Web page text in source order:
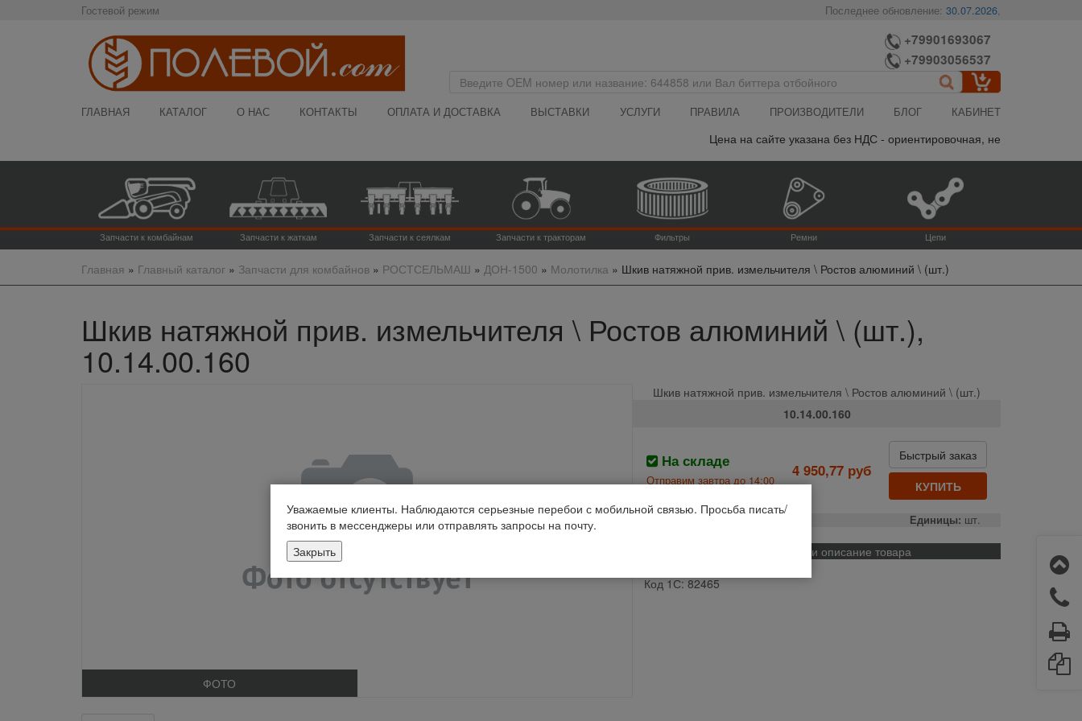
Гостевой режим Последнее обновление:30.07.2026,
+79901693067
+79903056537
ГЛАВНАЯ КАТАЛОГ О НАС КОНТАКТЫ ОПЛАТА И ДОСТАВКА ВЫСТАВКИ УСЛУГИ ПРАВИЛА ПРОИЗВОДИТЕЛИ БЛОГ КАБИНЕТ
Цена на сайте указана без НДС - ориентировочная, не является
Запчасти к комбайнам Запчасти к жаткам Запчасти к сеялкам Запчасти к тракторам Фильтры Ремни Цепи
Главная » Главный каталог» Запчасти для комбайнов» РОСТСЕЛЬМАШ » ДОН-1500 » Молотилка» Шкив натяжной прив. измельчителя \ Ростов алюминий \ (шт.)
Шкив натяжной прив. измельчителя \ Ростов алюминий \ (шт.),
10.14.00.160
ФОТО
Шкив натяжной прив. измельчителя \ Ростов алюминий \ (шт.)
10.14.00.160
На складе
Отправим завтра до 14:00
4 950,77 руб
Быстрый заказ
КУПИТЬ
Производство: Единицы: шт.
Применяемость и описание товара
Код 1С: 82465
Уважаемые клиенты. Наблюдаются серьезные перебои с мобильной связью. Просьба писать/
звонить в мессенджеры или отправлять запросы на почту.
Закрыть